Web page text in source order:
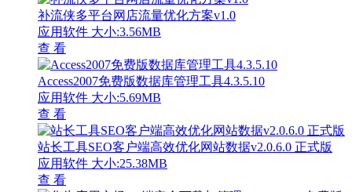
补流侠多平台网店流量优化方案v1.0
应用软件 大小:3.56MB
查 看
Access2007免费版数据库管理工具4.3.5.10
应用软件 大小:5.69MB
查 看
站长工具SEO客户端高效优化网站数据v2.0.6.0 正式版
应用软件 大小:25.38MB
查 看